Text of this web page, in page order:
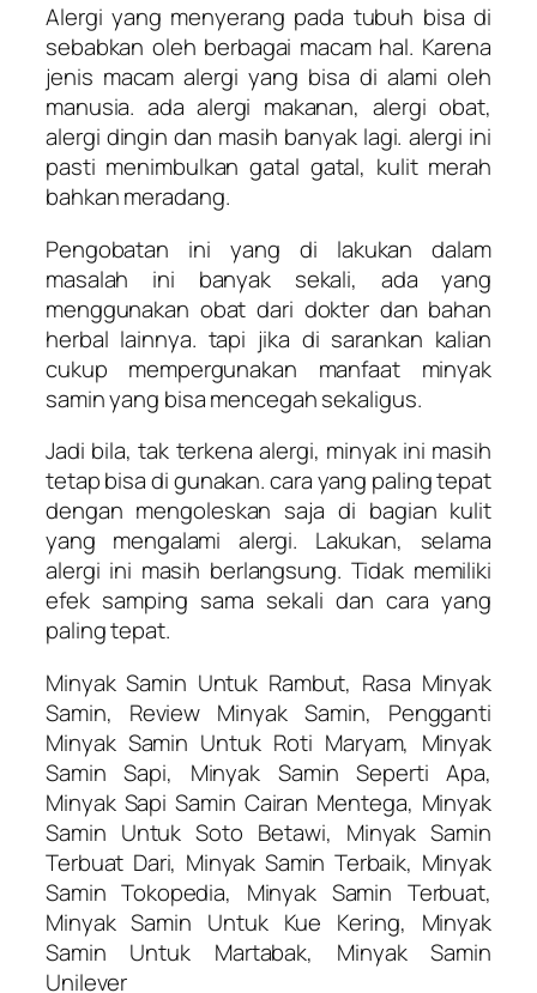
Alergi yang menyerang pada tubuh bisa di
sebabkan oleh berbagai macam hal. Karena
jenis macam alergi yang bisa di alami oleh
manusia. ada alergi makanan, alergi obat,
alergi dingin dan masih banyak lagi. alergi ini
pasti menimbulkan gatal gatal, kulit merah
bahkan meradang.
Pengobatan ini yang di lakukan dalam
masalah ini banyak sekali, ada yang
menggunakan obat dari dokter dan bahan
herbal lainnya. tapi jika di sarankan kalian
cukup mempergunakan manfaat minyak
samin yang bisa mencegah sekaligus.
Jadi bila, tak terkena alergi, minyak ini masih
tetap bisa di gunakan. cara yang paling tepat
dengan mengoleskan saja di bagian kulit
yang mengalami alergi. Lakukan, selama
alergi ini masih berlangsung. Tidak memiliki
efek samping sama sekali dan cara yang
paling tepat.
Minyak Samin Untuk Rambut, Rasa Minyak
Samin, Review Minyak Samin, Pengganti
Minyak Samin Untuk Roti Maryam, Minyak
Samin Sapi, Minyak Samin Seperti Apa,
Minyak Sapi Samin Cairan Mentega, Minyak
Samin Untuk Soto Betawi, Minyak Samin
Terbuat Dari, Minyak Samin Terbaik, Minyak
Samin Tokopedia, Minyak Samin Terbuat,
Minyak Samin Untuk Kue Kering, Minyak
Samin Untuk Martabak, Minyak Samin
Unilever